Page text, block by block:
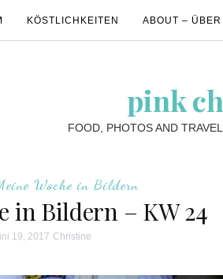
KÖSTLICHKEITEN ABOUT – ÜBER
pink
FOOD, PHOTOS AND
Woche in Bildern
in Bildern – KW 24
19, 2017 Christine